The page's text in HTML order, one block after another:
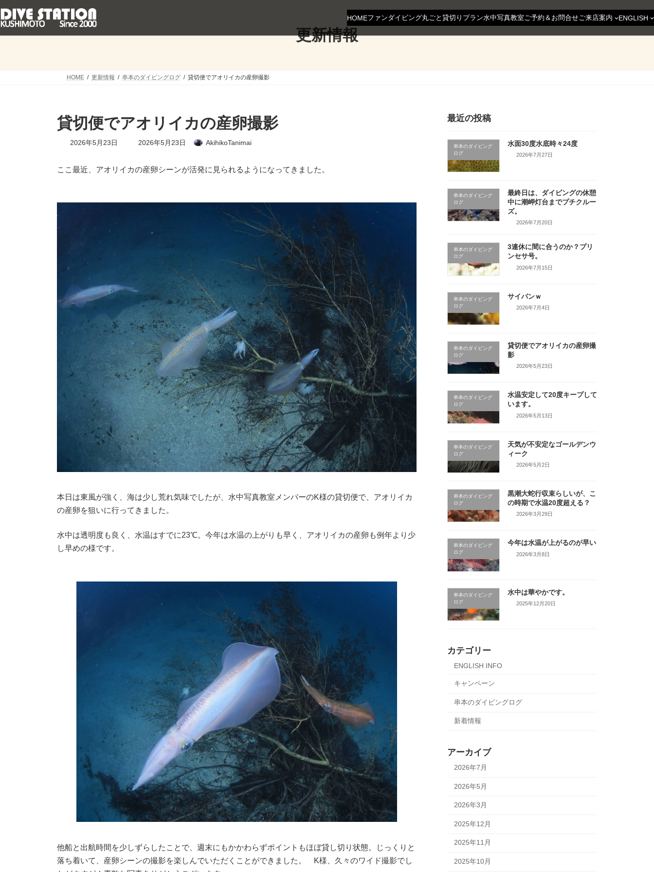
ン
テ
ン
ビ
ゲ
ー
HOMEファンダイビング丸ごと貸切りプラン水中写真教室ご予約＆お問合せご来店案内 ENGLISH
更新情報
HOME 更新情報 串本のダイビングログ 貸切便でアオリイカの産卵撮影
貸切便でアオリイカの産卵撮影
2026年5月23日
最
新
2026年5月23日 AkihikoTanimai
ここ最近、アオリイカの産卵シーンが活発に見られるようになってきました。
本日は東風が強く、海は少し荒れ気味でしたが、水中写真教室メンバーのK様の貸切便で、アオリイカ
の産卵を狙いに行ってきました。
水中は透明度も良く、水温はすでに23℃。今年は水温の上がりも早く、アオリイカの産卵も例年より少
し早めの様です。
他船と出航時間を少しずらしたことで、週末にもかかわらずポイントもほぼ貸し切り状態。じっくりと
落ち着いて、産卵シーンの撮影を楽しんでいただくことができました。 K様、久々のワイド撮影でし
最近の投稿
串本のダイビング
ログ
水面30度水底時々24度
2026年7月27日
串本のダイビング
ログ
最終日は、ダイビングの休憩
中に潮岬灯台までプチクルー
ズ。
2026年7月20日
串本のダイビング
ログ
3連休に間に合うのか？プリ
ンセサ号。
2026年7月15日
串本のダイビング
ログ
サイパンｗ
2026年7月4日
串本のダイビング
ログ
貸切便でアオリイカの産卵撮
影
2026年5月23日
串本のダイビング
ログ
水温安定して20度キープして
います。
2026年5月13日
串本のダイビング
ログ
天気が不安定なゴールデンウ
ィーク
2026年5月2日
串本のダイビング
ログ
黒潮大蛇行収束らしいが、こ
の時期で水温20度超える？
2026年3月29日
串本のダイビング
ログ
今年は水温が上がるのが早い
2026年3月8日
串本のダイビング
ログ
水中は華やかです。
2025年12月20日
カテゴリー
ENGLISH INFO
キャンペーン
串本のダイビングログ
新着情報
アーカイブ
2026年7月
2026年5月
2026年3月
2025年12月
2025年11月
2025年10月